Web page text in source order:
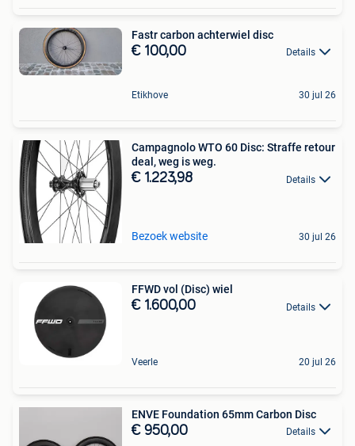
Fastr carbon achterwiel disc
€ 100,00 Details
Etikhove 30 jul 26
Campagnolo WTO 60 Disc: Straffe retour
deal, weg is weg.
€ 1.223,98 Details
Bezoek website 30 jul 26
FFWD vol (Disc) wiel
€ 1.600,00 Details
Veerle 20 jul 26
ENVE Foundation 65mm Carbon Disc
€ 950,00 Details